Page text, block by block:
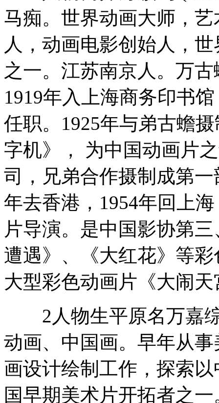
马痴。世界动画大师，
人，动画电影创始人，
之一。江苏南京人。万
1919年入上海商务印书
任职。1925年与弟古蟾
字机》， 为中国动画片
司，兄弟合作摄制成第
年去香港，1954年回上
片导演。是中国影协第
遭遇》、《大红花》等
大型彩色动画片《大闹
2人物生平原名万嘉综
动画、中国画。早年从
画设计绘制工作，探索
国早期美术片开拓者之一